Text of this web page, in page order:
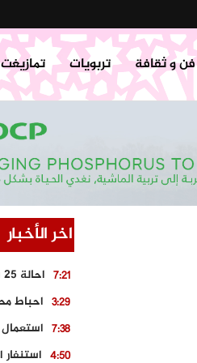
فن و ثقافة تربويات تمازيغت
اخر الأخبار
7:21
3:29
7:38
4:50